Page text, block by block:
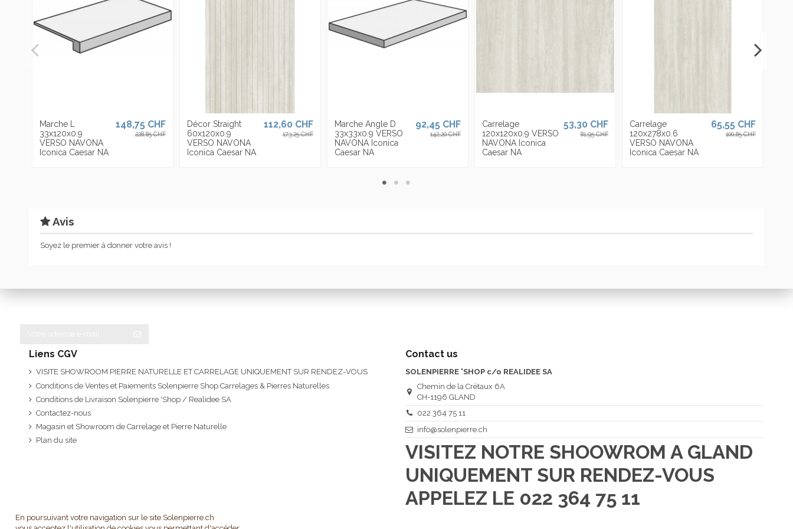
Marche L
33x120x0.9
VERSO NAVONA
Iconica Caesar NA
148,75 CHF
228,85 CHF
Décor Straight
60x120x0.9
VERSO NAVONA
Iconica Caesar NA
112,60 CHF
173,25 CHF
Marche Angle D
33x33x0.9 VERSO
NAVONA Iconica
Caesar NA
92,45 CHF
142,20 CHF
Carrelage
120x120x0.9 VERSO
NAVONA Iconica
Caesar NA
53,30 CHF
81,95 CHF
Carrelage
120x278x0.6
VERSO NAVONA
Iconica Caesar NA
65,55 CHF
100,85 CHF
Avis
Soyez le premier à donner votre avis !
Liens CGV
VISITE SHOWROOM PIERRE NATURELLE ET CARRELAGE UNIQUEMENT SUR RENDEZ-VOUS
Conditions de Ventes et Paiements Solenpierre Shop Carrelages & Pierres Naturelles
Conditions de Livraison Solenpierre 'Shop / Realidee SA
Contactez-nous
Magasin et Showroom de Carrelage et Pierre Naturelle
Plan du site
Contact us
SOLENPIERRE 'SHOP c/o REALIDEE SA
Chemin de la Crétaux 6A
CH-1196 GLAND
022 364 75 11
info@solenpierre.ch
VISITEZ NOTRE SHOOWROM A GLAND
UNIQUEMENT SUR RENDEZ-VOUS
APPELEZ LE 022 364 75 11
En poursuivant votre navigation sur le site Solenpierre.ch